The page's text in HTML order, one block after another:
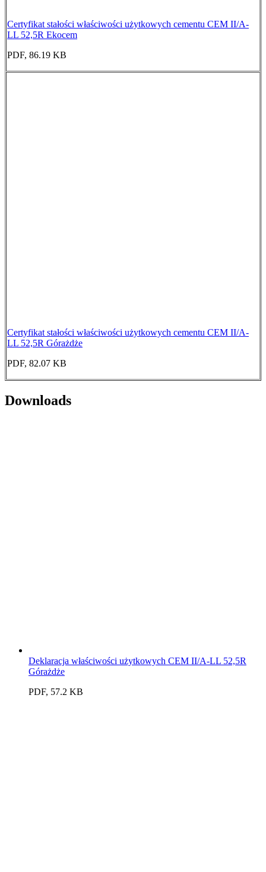
Certyfikat stałości właściwości użytkowych cementu CEM II/A-
LL 52,5R Ekocem
PDF, 86.19 KB
Certyfikat stałości właściwości użytkowych cementu CEM II/A-
LL 52,5R Górażdże
PDF, 82.07 KB
Downloads
Deklaracja właściwości użytkowych CEM II/A-LL 52,5R
Górażdże
PDF, 57.2 KB